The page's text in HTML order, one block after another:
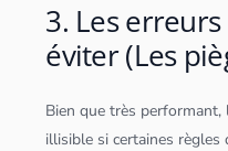
3. Les
éviter (Les
Bien que très performant,
illisible si certaines règles